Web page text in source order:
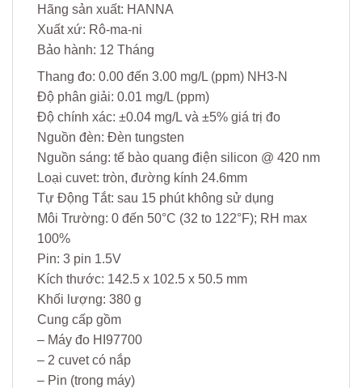
Hãng sản xuất: HANNA
Xuất xứ: Rô-ma-ni
Bảo hành: 12 Tháng
Thang đo: 0.00 đến 3.00 mg/L (ppm) NH3-N
Độ phân giải: 0.01 mg/L (ppm)
Độ chính xác: ±0.04 mg/L và ±5% giá trị đo
Nguồn đèn: Đèn tungsten
Nguồn sáng: tế bào quang điện silicon @ 420 nm
Loại cuvet: tròn, đường kính 24.6mm
Tự Động Tắt: sau 15 phút không sử dụng
Môi Trường: 0 đến 50°C (32 to 122°F); RH max
100%
Pin: 3 pin 1.5V
Kích thước: 142.5 x 102.5 x 50.5 mm
Khối lượng: 380 g
Cung cấp gồm
– Máy đo HI97700
– 2 cuvet có nắp
– Pin (trong máy)